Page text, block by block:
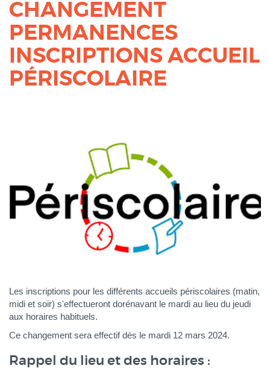
CHANGEMENT
PERMANENCES
INSCRIPTIONS ACCUEIL
PÉRISCOLAIRE
Les inscriptions pour les différents accueils périscolaires (matin,
midi et soir) s'effectueront dorénavant le mardi au lieu du jeudi
aux horaires habituels.
Ce changement sera effectif dès le mardi 12 mars 2024.
Rappel du lieu et des horaires :